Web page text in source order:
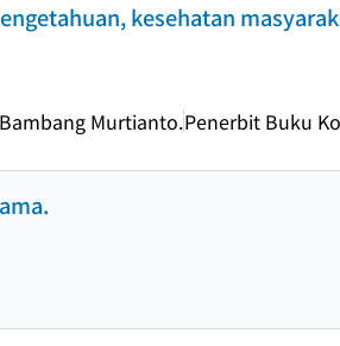
kesehatan
Murtianto.Penerbit Buku